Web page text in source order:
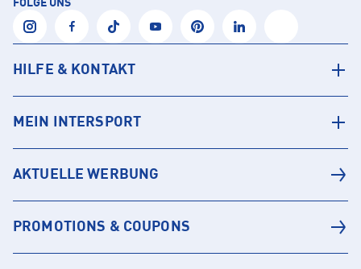
FOLGE UNS
HILFE & KONTAKT
MEIN INTERSPORT
AKTUELLE WERBUNG
PROMOTIONS & COUPONS